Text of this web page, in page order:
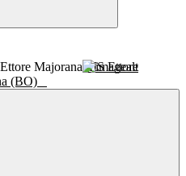
IIS Ettore
(BO)